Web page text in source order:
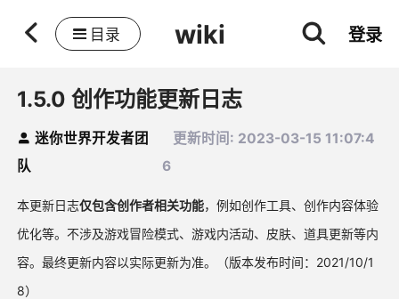
目录 wiki 登录
1.5.0 创作功能更新日志
迷你世界开发者团
队
更新时间: 2023-03-15 11:07:4
6
本更新日志仅包含创作者相关功能，例如创作工具、创作内容体验
优化等。不涉及游戏冒险模式、游戏内活动、皮肤、道具更新等内
容。最终更新内容以实际更新为准。
（版本发布时间：2021/10/1
8）